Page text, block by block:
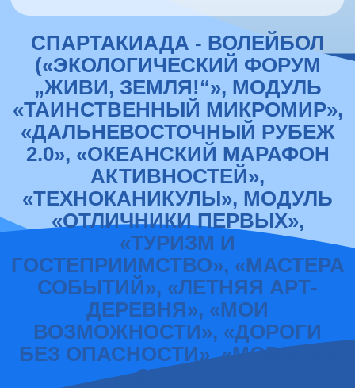
СПАРТАКИАДА - ВОЛЕЙБОЛ
(«ЭКОЛОГИЧЕСКИЙ ФОРУМ
„ЖИВИ, ЗЕМЛЯ!“», МОДУЛЬ
«ТАИНСТВЕННЫЙ МИКРОМИР»,
«ДАЛЬНЕВОСТОЧНЫЙ РУБЕЖ
2.0», «ОКЕАНСКИЙ МАРАФОН
АКТИВНОСТЕЙ»,
«ТЕХНОКАНИКУЛЫ», МОДУЛЬ
«ОТЛИЧНИКИ ПЕРВЫХ»,
«ТУРИЗМ И
ГОСТЕПРИИМСТВО», «МАСТЕРА
СОБЫТИЙ», «ЛЕТНЯЯ АРТ-
ДЕРЕВНЯ», «МОИ
ВОЗМОЖНОСТИ», «ДОРОГИ
БЕЗ ОПАСНОСТИ», «МОРСКОЙ
СТАРТ»)